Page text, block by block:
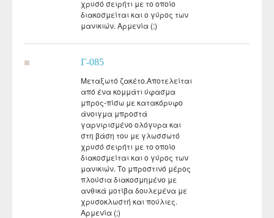
χρυσό σειρήτι με το οποίο
διακοσμείται και ο γύρος των
μανικιών. Αρμενία (;)
Γ-085
Μεταξωτό ζακέτο.Αποτελείται
από ένα κομμάτι ύφασμα
μπρος-πίσω με κατακόρυφο
άνοιγμα μπροστά
γαρνιρισμένο ολόγυρα και
στη βάση του με γλωσσωτό
χρυσό σειρήτι με το οποίο
διακοσμείται και ο γύρος των
μανικιών. Το μπροστινό μέρος
πλούσια διακοσμημένο με
ανθικά μοτίβα δουλεμένα με
χρυσοκλωστή και πούλιες.
Αρμενία (;)